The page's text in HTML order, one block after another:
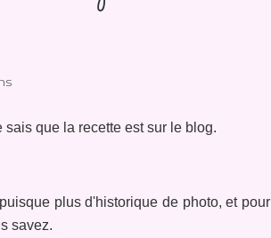
que la recette est sur le blog.
plus d'historique de photo, et pour
savez.